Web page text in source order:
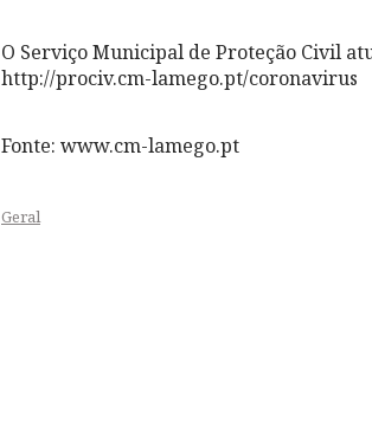
O Serviço Municipal de Proteção Civil
http://prociv.cm-lamego.pt/coronavirus
Fonte: www.cm-lamego.pt
Geral